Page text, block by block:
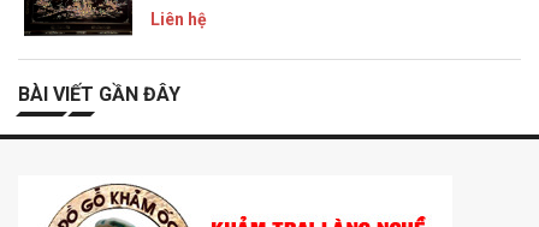
Liên hệ
BÀI VIẾT GẦN ĐÂY